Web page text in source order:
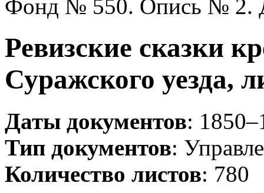
Фонд № 550. Опись № 2.
Ревизские сказки
Суражского уезда,
Даты документов:
Тип документов:
Количество листов: 780